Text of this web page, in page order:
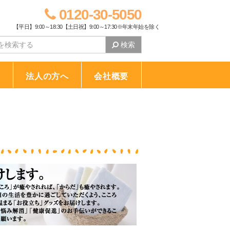
0120-30-5050
【平日】9:00～18:30【土日祝】9:00～17:30※年末年始を除く
検索
法人の方へ 会社概要